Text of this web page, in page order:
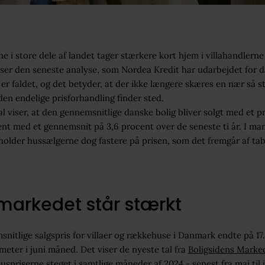
i store dele af landet tager stærkere kort hjem i
den seneste analyse, som Nordea Kredit har udarbejdet for
er faldet, og det betyder, at der ikke længere skæres en nær så
endelige prisforhandling finder sted.
viser, at den gennemsnitlige danske bolig bliver solgt med et
med et gennemsnit på 3,6 procent over de seneste ti år. I
hussælgerne dog fastere på prisen, som det fremgår af
står stærkt
salgspris for villaer og rækkehuse i Danmark endte på
i juni måned. Det viser de nyeste tal fra Boligsidens